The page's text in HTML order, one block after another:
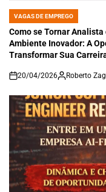
POSTED
IN
VAGAS DE EMPREGO
Como se Tornar
Ambiente Inovador: A
Transformar Sua
on
20/04/2026 Roberto